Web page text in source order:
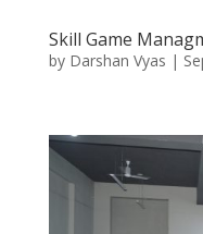
Skill Game
by Darshan Vyas |